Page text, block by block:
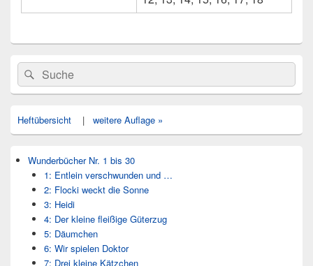
Primärer
Seitenleisten
Widget-
Bereich
Search
for:
Suche
Heftübersicht | weitere Auflage »
Wunderbücher Nr. 1 bis 30
1: Entlein verschwunden und …
2: Flocki weckt die Sonne
3: Heidi
4: Der kleine fleißige Güterzug
5: Däumchen
6: Wir spielen Doktor
7: Drei kleine Kätzchen